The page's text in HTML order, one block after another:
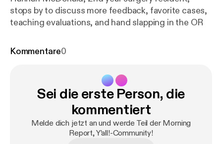
stops by to discuss more feedback, favorite cases,
teaching evaluations, and hand slapping in the OR
Kommentare0
Sei die erste Person, die
kommentiert
Melde dich jetzt an und werde Teil der Morning
Report, Y’all!-Community!